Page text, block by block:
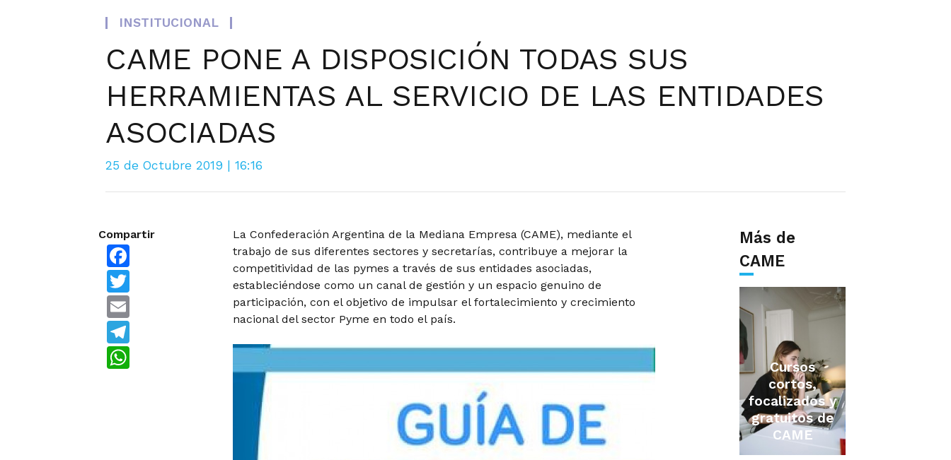
INSTITUCIONAL
CAME PONE A DISPOSICIÓN TODAS SUS
HERRAMIENTAS AL SERVICIO DE LAS ENTIDADES
ASOCIADAS
25 de Octubre 2019 | 16:16
Compartir
La Confederación Argentina de la Mediana Empresa (CAME), mediante el
trabajo de sus diferentes sectores y secretarías, contribuye a mejorar la
competitividad de las pymes a través de sus entidades asociadas,
estableciéndose como un canal de gestión y un espacio genuino de
participación, con el objetivo de impulsar el fortalecimiento y crecimiento
nacional del sector Pyme en todo el país.
Más de
CAME
Cursos
cortos,
focalizados y
gratuitos de
CAME